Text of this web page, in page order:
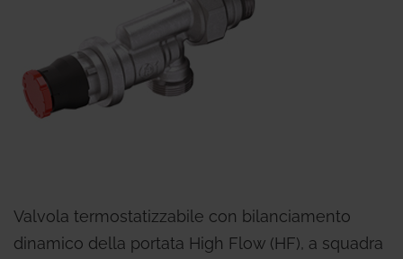
Valvola termostatizzabile con bilanciamento
dinamico della portata High Flow (HF), a squadra